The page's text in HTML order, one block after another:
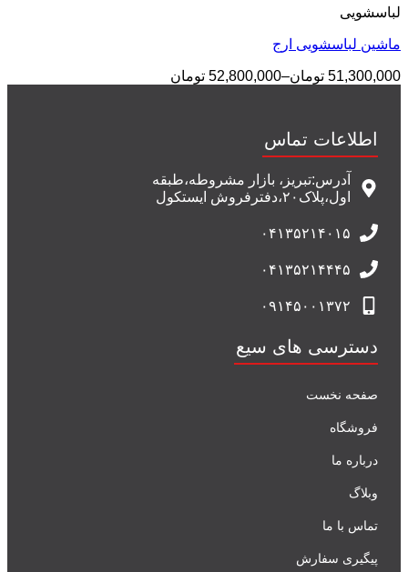
لباسشویی
ماشین لباسشویی ارج
51,300,000 تومان–
52,800,000 تومان
اطلاعات تماس
آدرس:تبریز، بازار مشروطه،طبقه
اول،پلاک۲۰،دفترفروش ایستکول
۰۴۱۳۵۲۱۴۰۱۵
۰۴۱۳۵۲۱۴۴۴۵
۰۹۱۴۵۰۰۱۳۷۲
دسترسی های سیع
صفحه نخست
فروشگاه
درباره ما
وبلاگ
تماس با ما
پیگیری سفارش